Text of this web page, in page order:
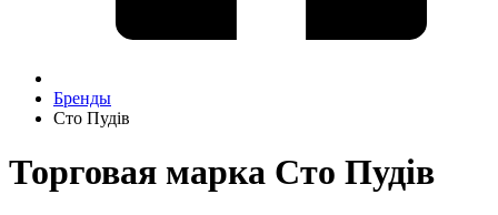
Бренды
Сто Пудів
Торговая марка Сто Пудів